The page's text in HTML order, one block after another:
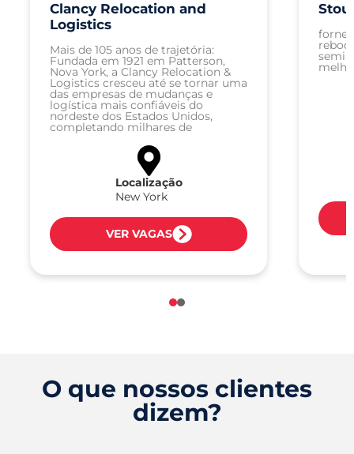
Clancy Relocation and
Logistics
Mais de 105 anos de trajetória:
Fundada em 1921 em Patterson,
Nova York, a Clancy Relocation &
Logistics cresceu até se tornar uma
das empresas de mudanças e
logística mais confiáveis do
nordeste dos Estados Unidos,
completando milhares de
e especializadas.
Localização
New York
VER VAGAS
O que nossos clientes
dizem?